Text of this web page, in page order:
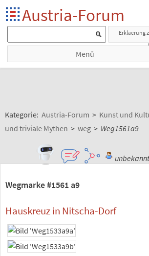
Austria-Forum
Erklaerung
Menü
Kategorie: Austria-Forum > Kunst und
und triviale Mythen > weg > Weg1561a9
Wegmarke #1561 a9
Hauskreuz in Nitscha-Dorf